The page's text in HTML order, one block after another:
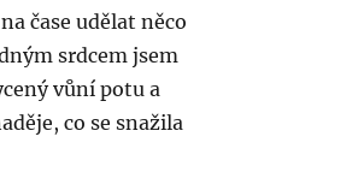
čase udělat něco
srdcem jsem
vůní potu a
co se snažila